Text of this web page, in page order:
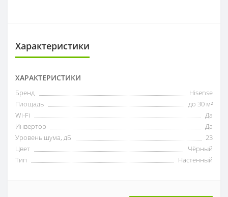
Характеристики
ХАРАКТЕРИСТИКИ
Бренд
Hisense
Площадь
до 30 м²
Wi-Fi
Да
Инвертор
Да
Уровень шума, дБ
23
Цвет
Чёрный
Тип
Настенный